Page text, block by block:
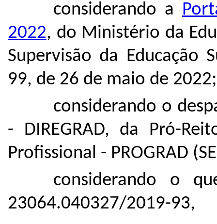
considerando a
2022, do Ministério da
Supervisão da Educação
99, de 26 de maio de 2022;
considerando o
- DIREGRAD, da Pró-
Profissional - PROGRAD
considerando o
23064.040327/2019-93,